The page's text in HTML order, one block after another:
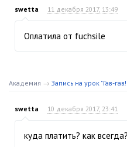
swetta 11 декабря 2017, 13:49
Оплатила от fuchsile
Академия → Запись на урок "Гав-
swetta 10 декабря 2017, 23:41
куда платить? как всегда?